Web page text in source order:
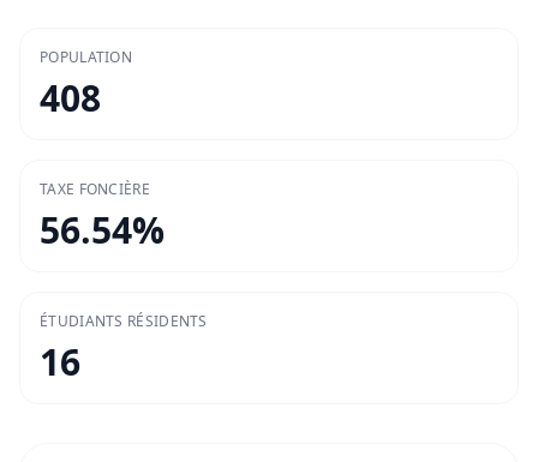
POPULATION
408
TAXE FONCIÈRE
56.54%
ÉTUDIANTS RÉSIDENTS
16